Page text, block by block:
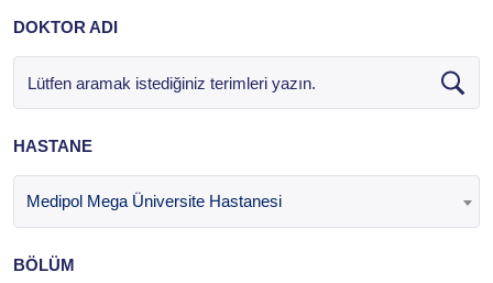
DOKTOR ADI
HASTANE
Medipol Mega Üniversite Hastanesi
BÖLÜM